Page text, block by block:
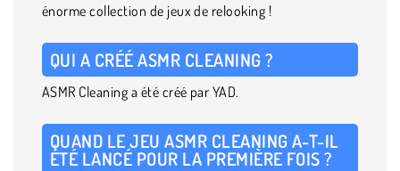
énorme collection de jeux de relooking !
QUI A CRÉÉ ASMR CLEANING ?
ASMR Cleaning a été créé par YAD.
QUAND LE JEU ASMR CLEANING A-T-IL
ÉTÉ LANCÉ POUR LA PREMIÈRE FOIS ?